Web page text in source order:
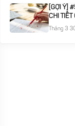
[GỢI Ý]
CHI TIẾT
Tháng 3